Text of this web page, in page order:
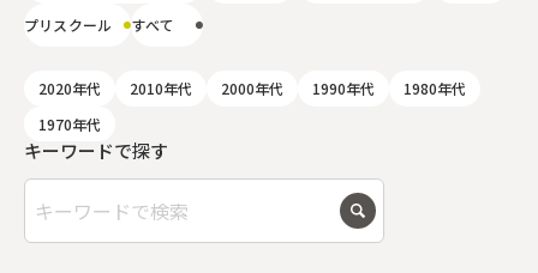
キーワードで探す
プリスクール すべて
2020年代 2010年代 2000年代 1990年代
1980年代
1970年代